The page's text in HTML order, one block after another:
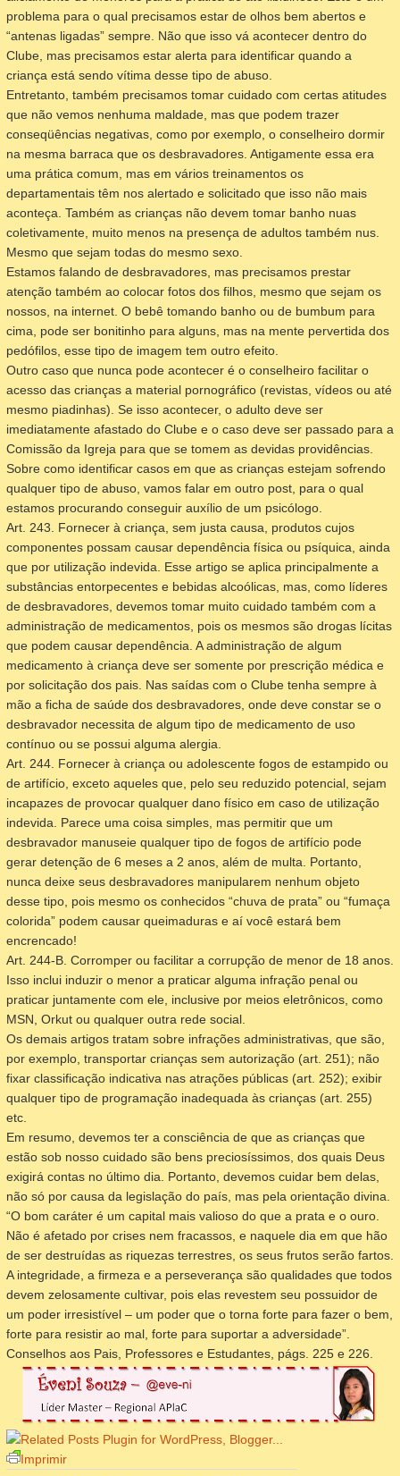
problema para o qual precisamos estar de olhos bem abertos e
“antenas ligadas” sempre. Não que isso vá acontecer dentro do
Clube, mas precisamos estar alerta para identificar quando a
criança está sendo vítima desse tipo de abuso.
Entretanto, também precisamos tomar cuidado com certas atitudes
que não vemos nenhuma maldade, mas que podem trazer
conseqüências negativas, como por exemplo, o conselheiro dormir
na mesma barraca que os desbravadores. Antigamente essa era
uma prática comum, mas em vários treinamentos os
departamentais têm nos alertado e solicitado que isso não mais
aconteça. Também as crianças não devem tomar banho nuas
coletivamente, muito menos na presença de adultos também nus.
Mesmo que sejam todas do mesmo sexo.
Estamos falando de desbravadores, mas precisamos prestar
atenção também ao colocar fotos dos filhos, mesmo que sejam os
nossos, na internet. O bebê tomando banho ou de bumbum para
cima, pode ser bonitinho para alguns, mas na mente pervertida dos
pedófilos, esse tipo de imagem tem outro efeito.
Outro caso que nunca pode acontecer é o conselheiro facilitar o
acesso das crianças a material pornográfico (revistas, vídeos ou até
mesmo piadinhas). Se isso acontecer, o adulto deve ser
imediatamente afastado do Clube e o caso deve ser passado para a
Comissão da Igreja para que se tomem as devidas providências.
Sobre como identificar casos em que as crianças estejam sofrendo
qualquer tipo de abuso, vamos falar em outro post, para o qual
estamos procurando conseguir auxílio de um psicólogo.
Art. 243. Fornecer à criança, sem justa causa, produtos cujos
componentes possam causar dependência física ou psíquica, ainda
que por utilização indevida.
Esse artigo se aplica principalmente a
substâncias entorpecentes e bebidas alcoólicas, mas, como líderes
de desbravadores, devemos tomar muito cuidado também com a
administração de medicamentos, pois os mesmos são drogas lícitas
que podem causar dependência. A administração de algum
medicamento à criança deve ser somente por prescrição médica e
por solicitação dos pais. Nas saídas com o Clube tenha sempre à
mão a ficha de saúde dos desbravadores, onde deve constar se o
desbravador necessita de algum tipo de medicamento de uso
contínuo ou se possui alguma alergia.
Art. 244. Fornecer à criança ou adolescente fogos de estampido ou
de artifício, exceto aqueles que, pelo seu reduzido potencial, sejam
incapazes de provocar qualquer dano físico em caso de utilização
indevida.
Parece uma coisa simples, mas permitir que um
desbravador manuseie qualquer tipo de fogos de artifício pode
gerar detenção de 6 meses a 2 anos, além de multa. Portanto,
nunca deixe seus desbravadores manipularem nenhum objeto
desse tipo, pois mesmo os conhecidos “chuva de prata” ou “fumaça
colorida” podem causar queimaduras e aí você estará bem
encrencado!
Art. 244-B. Corromper ou facilitar a corrupção de menor de 18 anos.
Isso inclui induzir o menor a praticar alguma infração penal ou
praticar juntamente com ele, inclusive por meios eletrônicos, como
MSN, Orkut ou qualquer outra rede social.
Os demais artigos tratam sobre infrações administrativas, que são,
por exemplo, transportar crianças sem autorização (art. 251); não
fixar classificação indicativa nas atrações públicas (art. 252); exibir
qualquer tipo de programação inadequada às crianças (art. 255)
etc.
Em resumo, devemos ter a consciência de que as crianças que
estão sob nosso cuidado são bens preciosíssimos, dos quais Deus
exigirá contas no último dia. Portanto, devemos cuidar bem delas,
não só por causa da legislação do país, mas pela orientação divina.
“O bom caráter é um capital mais valioso do que a prata e o ouro.
Não é afetado por crises nem fracassos, e naquele dia em que hão
de ser destruídas as riquezas terrestres, os seus frutos serão fartos.
A integridade, a firmeza e a perseverança são qualidades que todos
devem zelosamente cultivar, pois elas revestem seu possuidor de
um poder irresistível – um poder que o torna forte para fazer o bem,
forte para resistir ao mal, forte para suportar a adversidade”.
Conselhos aos Pais, Professores e Estudantes, págs. 225 e 226.
Imprimir